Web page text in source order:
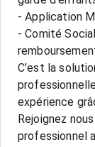
- Application
- Comité
C’est la
expérience
Rejoignez
professionnel